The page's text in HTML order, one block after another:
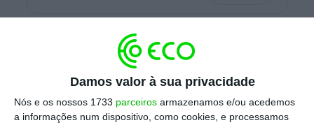
Damos valor à sua privacidade
Nós e os nossos 1733 parceiros armazenamos e/ou acedemos
a informações num dispositivo, como cookies, e processamos
Ainda não é uma decisão, mas é um sinal de
que Portugal está no caminho certo. Apesar
de deixar bastantes dúvidas e avisos, a
Moody’s realça a recomendação da Comissão
Europeia para retirar Portugal do PDE é uma